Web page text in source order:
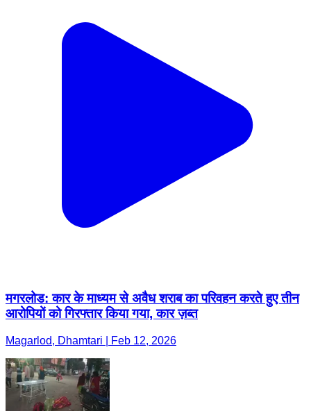
मगरलोड: कार के माध्यम से अवैध शराब का परिवहन करते हुए तीन
आरोपियों को गिरफ्तार किया गया, कार ज़ब्त
Magarlod, Dhamtari | Feb 12, 2026